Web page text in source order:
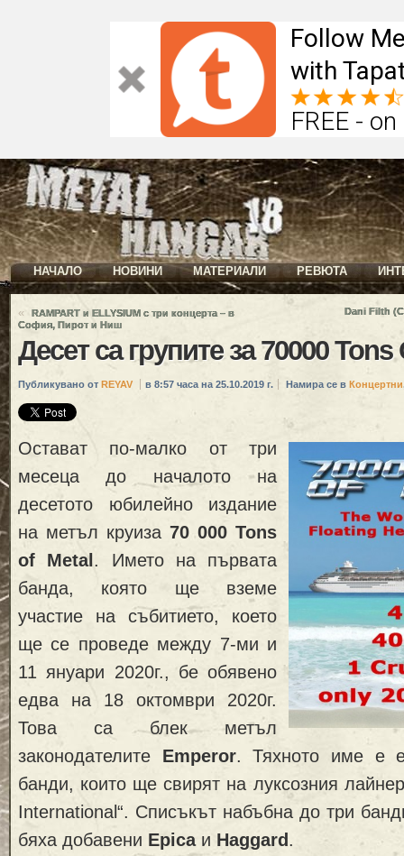
Follow
with
FREE -
НАЧАЛО НОВИНИ МАТЕРИАЛИ РЕВЮТА
«
RAMPART и ELLYSIUM с три концерта – в
София, Пирот и Ниш
Dani Filth
Десет са групите за 70000 Tons
Публикувано от REYAV в 8:57 часа на 25.10.2019 г. Намира се в Концертни
Остават по-малко от три
месеца до началото на
десетото юбилейно издание
на метъл круиза 70 000 Tons
of Metal . Името на първата
банда, която ще вземе
участие на събитието, което
ще се проведе между 7-ми и
11 януари 2020г., бе обявено
едва на 18 октомври 2020г.
Това са блек метъл
законодателите Emperor. Тяхното име е
банди, които ще свирят на луксозния
International“. Списъкът набъбна до три
бяха добавени Epicaи Haggard .